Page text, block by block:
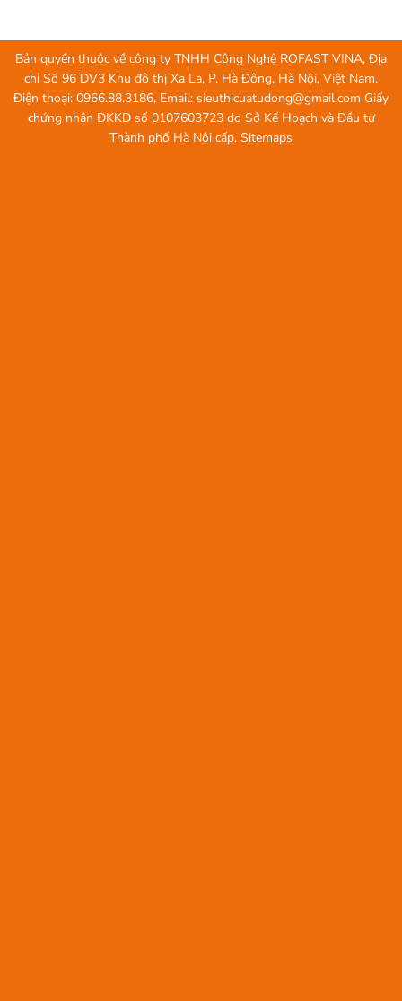
Bản quyền thuộc về công ty TNHH Công Nghệ ROFAST VINA, Địa
chỉ Số 96 DV3 Khu đô thị Xa La, P. Hà Đông, Hà Nội, Việt Nam.
Điện thoại: 0966.88.3186, Email: sieuthicuatudong@gmail.com Giấy
chứng nhận ĐKKD số 0107603723 do Sở Kế Hoạch và Đầu tư
Thành phố Hà Nội cấp. Sitemaps